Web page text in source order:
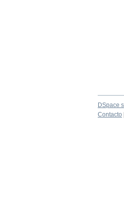
DSpace
Contacto